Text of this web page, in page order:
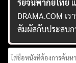
รี่ย์จีนพากย์ไทย
DRAMA.COM
สัมผัสกับประสบ
Search